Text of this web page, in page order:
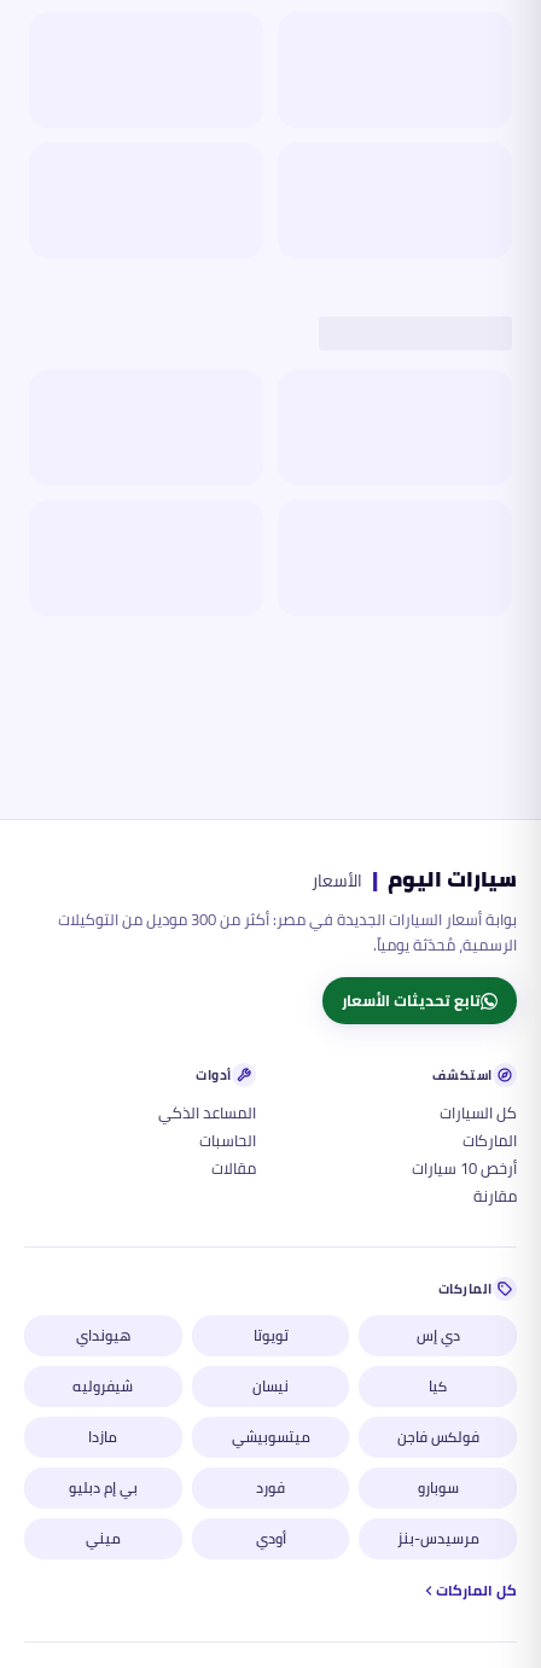
سيارات اليوم | الأسعار
بوابة أسعار السيارات الجديدة في مصر: أكثر من 300 موديل من التوكيلات
الرسمية، مُحدّثة يومياً.
تابع تحديثات الأسعار
استكشف
كل السيارات
الماركات
أرخص 10 سيارات
مقارنة
أدوات
المساعد الذكي
الحاسبات
مقالات
الماركات
دي إس تويوتا
هيونداي
كيا
نيسان
شيفروليه
فولكس فاجن
ميتسوبيشي
مازدا
سوبارو
فورد
بي إم دبليو
مرسيدس-بنز
أودي
ميني
كل الماركات